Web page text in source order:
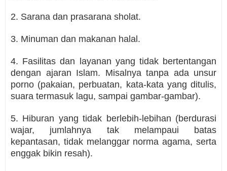
2. Sarana dan prasarana sholat.
3. Minuman dan makanan halal.
4. Fasilitas dan layanan yang tidak bertentangan
dengan ajaran Islam. Misalnya tanpa ada unsur
porno (pakaian, perbuatan, kata-kata yang ditulis,
suara termasuk lagu, sampai gambar-gambar).
5. Hiburan yang tidak berlebih-lebihan (berdurasi
wajar, jumlahnya tak melampaui batas
kepantasan, tidak melanggar norma agama, serta
enggak bikin resah).